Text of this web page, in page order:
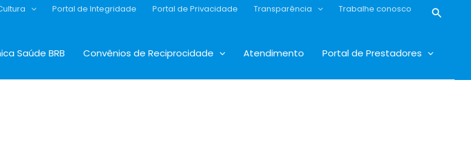
Portal de Integridade Portal de Privacidade Transparência Trabalhe conosco
Saúde BRB Convênios de Reciprocidade Atendimento Portal de Prestadores